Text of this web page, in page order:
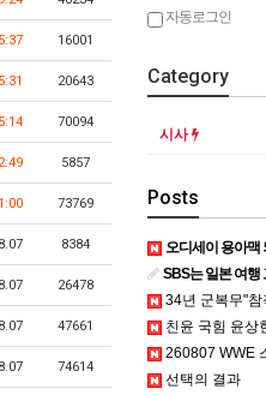
16001
20643
70094
5857
73769
8384
26478
47661
74614
자동로그인
Category
시사
Posts
오디세이 용아맥
SBS는 일본 여행 고
34년 군복무"참작해 '징
친윤 국힘 윤상현 선관위
260807 WWE
선택의 결과